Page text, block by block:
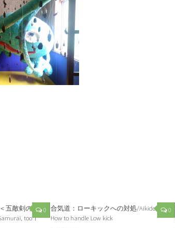
0
五敵剣のVR
too！
0
合気道：ローキックへの対処/Aikido:
How to handle Low kick